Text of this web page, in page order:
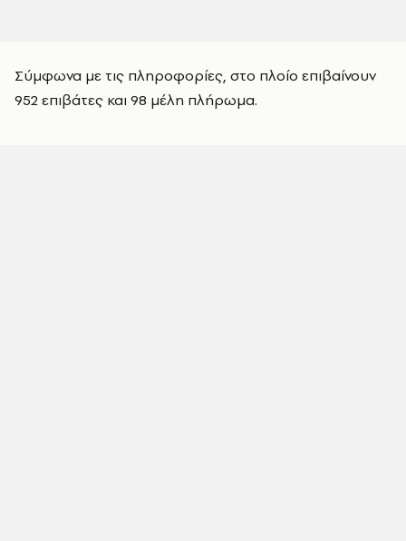
Σύμφωνα με τις πληροφορίες, στο πλοίο επιβαίνουν
952 επιβάτες και 98 μέλη πλήρωμα.